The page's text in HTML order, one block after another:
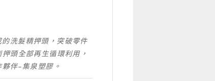
洗髮精押頭，突破零件
頭全部再生循環利用，
伴–集泉塑膠。